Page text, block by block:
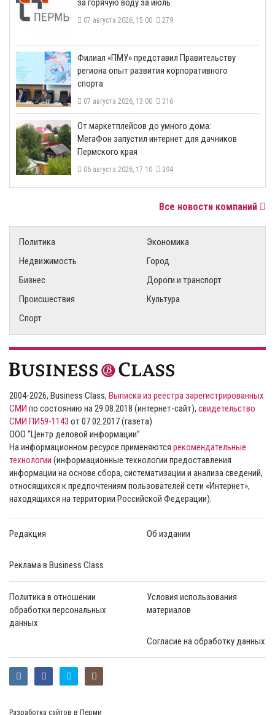
07 августа 2026, 15:00 279
​Филиал «ПМУ» представил Правительству
региона опыт развития корпоративного
спорта
07 августа 2026, 13:00 316
От маркетплейсов до умного дома:
МегаФон запустил интернет для дачников
Пермского края
06 августа 2026, 17:10 394
Все новости компаний
Политика
Экономика
Недвижимость
Город
Бизнес
Дороги и транспорт
Происшествия
Культура
Спорт
2004-2026, Business Class, Выписка из реестра зарегистрированных
СМИ по состоянию на 29.08.2018 (интернет-сайт), свидетельство
СМИ ПИ59-1143 от 07.02.2017 (газета)
ООО “Центр деловой информации”
На информационном ресурсе применяются рекомендательные
технологии (информационные технологии предоставления
информации на основе сбора, систематизации и анализа сведений,
относящихся к предпочтениям пользователей сети «Интернет»,
находящихся на территории Российской Федерации).
Редакция Об издании
Реклама в Business Class
Политика в отношении
обработки персональных
данных
Условия использования
материалов
Согласие на обработку данных
Разработка сайтов в Перми